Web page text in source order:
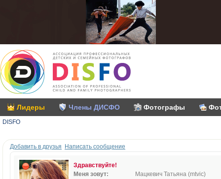
Лидеры Члены ДИСФО Фотографы
DISFO
Добавить в друзья Написать сообщение
Здравствуйте!
Меня зовут:
Мацкевич Татьяна (mtvic)